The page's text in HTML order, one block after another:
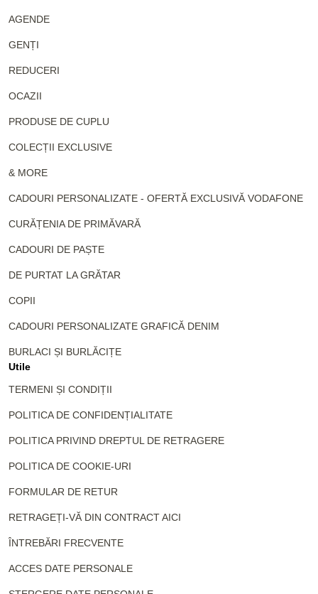
AGENDE
GENȚI
REDUCERI
OCAZII
PRODUSE DE CUPLU
COLECȚII EXCLUSIVE
& MORE
CADOURI PERSONALIZATE - OFERTĂ EXCLUSIVĂ VODAFONE
CURĂȚENIA DE PRIMĂVARĂ
CADOURI DE PAȘTE
DE PURTAT LA GRĂTAR
COPII
CADOURI PERSONALIZATE GRAFICĂ DENIM
BURLACI ȘI BURLĂCIȚE
Utile
TERMENI ȘI CONDIȚII
POLITICA DE CONFIDENȚIALITATE
POLITICA PRIVIND DREPTUL DE RETRAGERE
POLITICA DE COOKIE-URI
FORMULAR DE RETUR
RETRAGEȚI-VĂ DIN CONTRACT AICI
ÎNTREBĂRI FRECVENTE
ACCES DATE PERSONALE